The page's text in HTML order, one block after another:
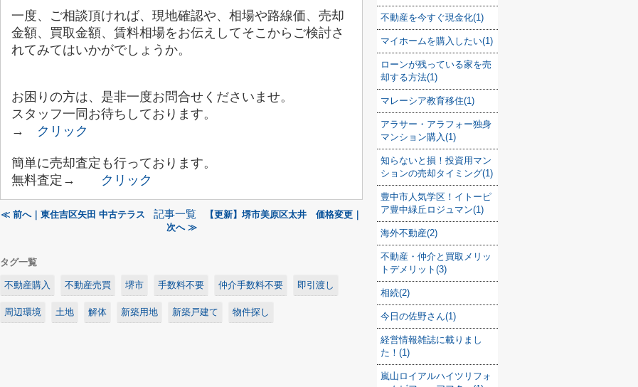
一度、ご相談頂ければ、現地確認や、相場や路線価、売却
金額、買取金額、賃料相場をお伝えしてそこからご検討さ
れてみてはいかがでしょうか。
お困りの方は、是非一度お問合せくださいませ。
スタッフ一同お待ちしております。
→ クリック
簡単に売却査定も行っております。
無料査定→
クリック
≪ 前へ｜東住吉区矢田 中古テラス 記事一覧
【更新】堺市美原区太井 価格変更｜
次へ ≫
タグ一覧
不動産購入 不動産売買 堺市 手数料不要 仲介手数料不要 即引渡し
周辺環境 土地 解体 新築用地 新築戸建て 物件探し
不動産を今すぐ現金化(1)
マイホームを購入したい(1)
ローンが残っている家を売
却する方法(1)
マレーシア教育移住(1)
アラサー・アラフォー独身
マンション購入(1)
知らないと損！投資用マン
ションの売却タイミング(1)
豊中市人気学区！イトーピ
ア豊中緑丘ロジュマン(1)
海外不動産(2)
不動産・仲介と買取メリッ
トデメリット(3)
相続(2)
今日の佐野さん(1)
経営情報雑誌に載りまし
た！(1)
嵐山ロイアルハイツリフォ